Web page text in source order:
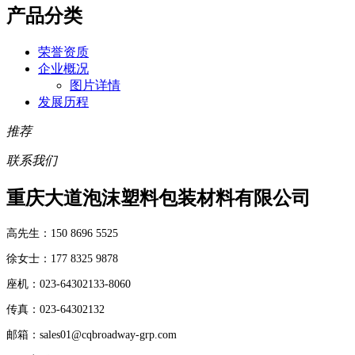
产品分类
荣誉资质
企业概况
图片详情
发展历程
推荐
联系我们
重庆大道泡沫塑料包装材料有限公司
高先生：150 8696 5525
徐女士：177 8325 9878
座机：023-64302133-8060
传真：023-64302132
邮箱：sales01@cqbroadway-grp.com